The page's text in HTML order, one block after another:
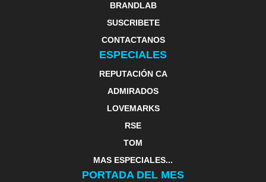
BRANDLAB
SUSCRIBETE
CONTACTANOS
ESPECIALES
REPUTACIÓN CA
ADMIRADOS
LOVEMARKS
RSE
TOM
MAS ESPECIALES...
PORTADA DEL MES